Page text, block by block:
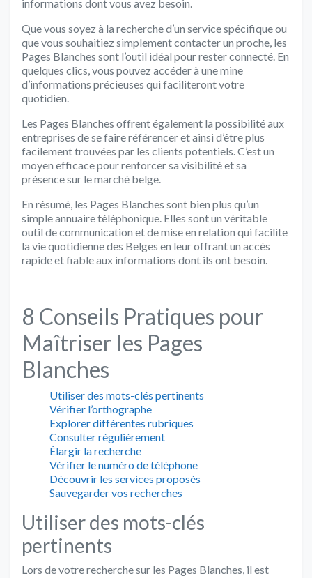
informations dont vous avez besoin.
Que vous soyez à la recherche d’un service spécifique ou
que vous souhaitiez simplement contacter un proche, les
Pages Blanches sont l’outil idéal pour rester connecté. En
quelques clics, vous pouvez accéder à une mine
d’informations précieuses qui faciliteront votre
quotidien.
Les Pages Blanches offrent également la possibilité aux
entreprises de se faire référencer et ainsi d’être plus
facilement trouvées par les clients potentiels. C’est un
moyen efficace pour renforcer sa visibilité et sa
présence sur le marché belge.
En résumé, les Pages Blanches sont bien plus qu’un
simple annuaire téléphonique. Elles sont un véritable
outil de communication et de mise en relation qui facilite
la vie quotidienne des Belges en leur offrant un accès
rapide et fiable aux informations dont ils ont besoin.
8 Conseils Pratiques pour
Maîtriser les Pages
Blanches
Utiliser des mots-clés pertinents
Vérifier l’orthographe
Explorer différentes rubriques
Consulter régulièrement
Élargir la recherche
Vérifier le numéro de téléphone
Découvrir les services proposés
Sauvegarder vos recherches
Utiliser des mots-clés
pertinents
Lors de votre recherche sur les Pages Blanches, il est